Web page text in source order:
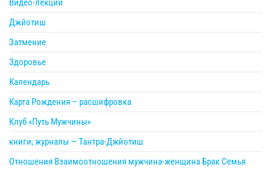
Видео-лекции
Джйотиш
Затмение
Здоровье
Календарь
Карта Рождения – расшифровка
Клуб «Путь Мужчины»
книги, журналы — Тантра-Джйотиш
Отношения Взаимоотношения мужчина-женщина Брак Семья